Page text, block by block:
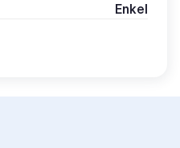
Enkel